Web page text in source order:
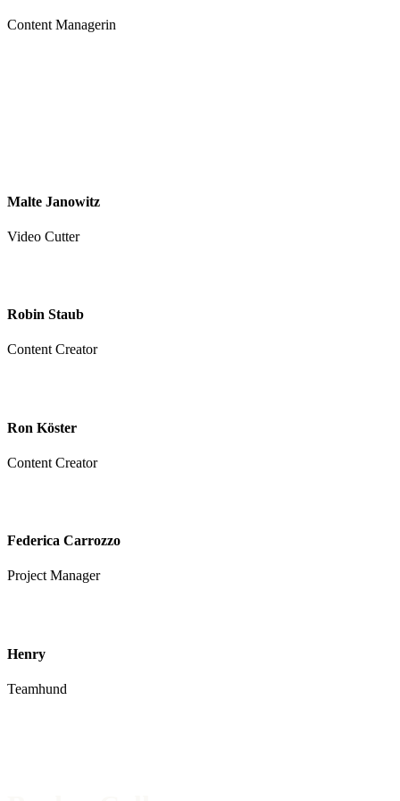
Content Managerin
Malte Janowitz
Video Cutter
Robin Staub
Content Creator
Ron Köster
Content Creator
Federica Carrozzo
Project Manager
Henry
Teamhund